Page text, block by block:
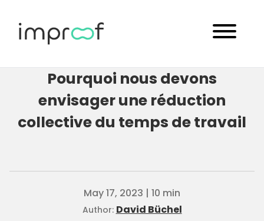
Pourquoi nous devons
envisager une réduction
collective du temps de travail
May 17, 2023 | 10 min
Author: David Büchel